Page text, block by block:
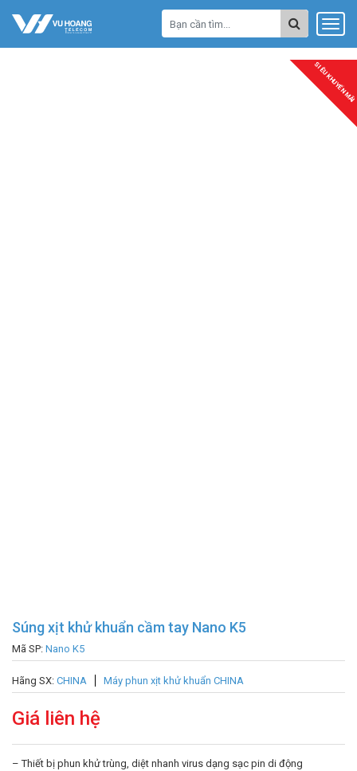
SIÊU KHUYẾN MÃI
Súng xịt khử khuẩn cầm tay Nano K5
Mã SP: Nano K5
Hãng SX: CHINA Máy phun xịt khử khuẩn CHINA
Giá liên hệ
– Thiết bị phun khử trùng, diệt nhanh virus dạng sạc pin di động